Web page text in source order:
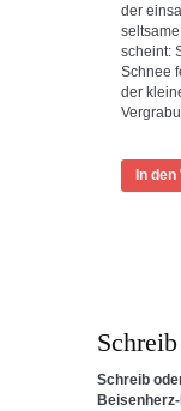
der
scheint:
Schnee
der
In
Schreib